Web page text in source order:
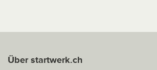
Über startwerk.ch